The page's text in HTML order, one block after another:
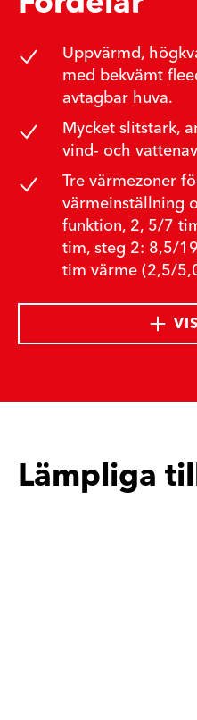
Uppvärmd,
med bekvämt
avtagbar huva.
Mycket slitstark,
vind- och
Tre värmezoner
värmeinställning
funktion, 2, 5/7
tim, steg 2: 8,5/
tim värme (2,5/
Lämpliga